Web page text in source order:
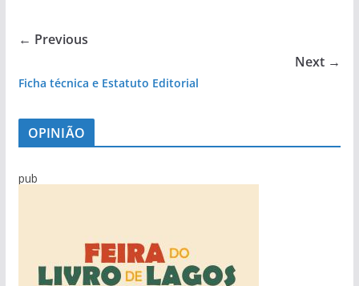
← Previous
Next →
Ficha técnica e Estatuto Editorial
OPINIÃO
pub